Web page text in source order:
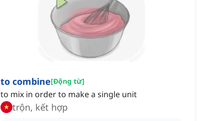
to combine[Động từ]
to mix in order to make a single unit
trộn, kết hợp